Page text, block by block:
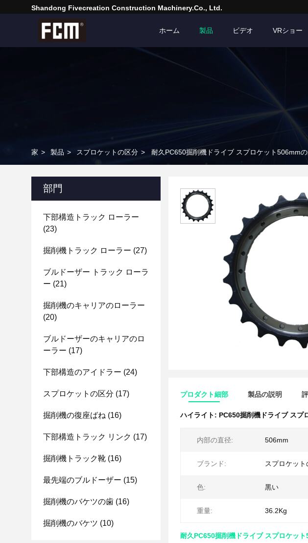
Shandong Fivecreation Construction Machinery.Co., Ltd.
ホーム 製品 ビデオ VRショー
家 > 製品 > スプロケットの区分 > 耐久PC650掘削機ドライブ スプロケット506mm
部門
下部構造トラック ローラー
(23)
掘削機トラック ローラー (27)
ブルドーザー トラック ローラ
ー (21)
掘削機のキャリアのローラー
(20)
ブルドーザーのキャリアのロ
ーラー (17)
下部構造のアイドラー (24)
スプロケットの区分 (17)
掘削機の復座ばね (16)
下部構造トラック リンク (17)
掘削機トラック靴 (16)
最先端のブルドーザー (15)
掘削機のバケツの歯 (16)
掘削機のバケツ (10)
プロダクト細部 製品の説明
ハイライト: PC650掘削機ドライブ スプ
内部の直径: 506mm
ブランド: スプロケット
色: 黒い
重量: 36.2Kg
耐久PC650掘削機ドライブ スプロケッ